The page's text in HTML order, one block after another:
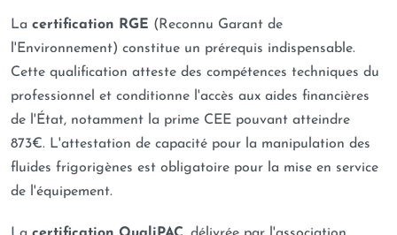
La certification RGE (Reconnu Garant de
l'Environnement) constitue un prérequis indispensable.
Cette qualification atteste des compétences techniques du
professionnel et conditionne l'accès aux aides financières
de l'État, notamment la prime CEE pouvant atteindre
873€. L'attestation de capacité pour la manipulation des
fluides frigorigènes est obligatoire pour la mise en service
de l'équipement.